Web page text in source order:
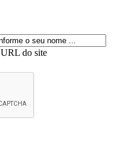
URL do site